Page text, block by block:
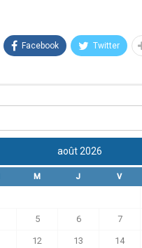
Facebook Twitter
août 2026
M J V
5 6 7
12 13 14